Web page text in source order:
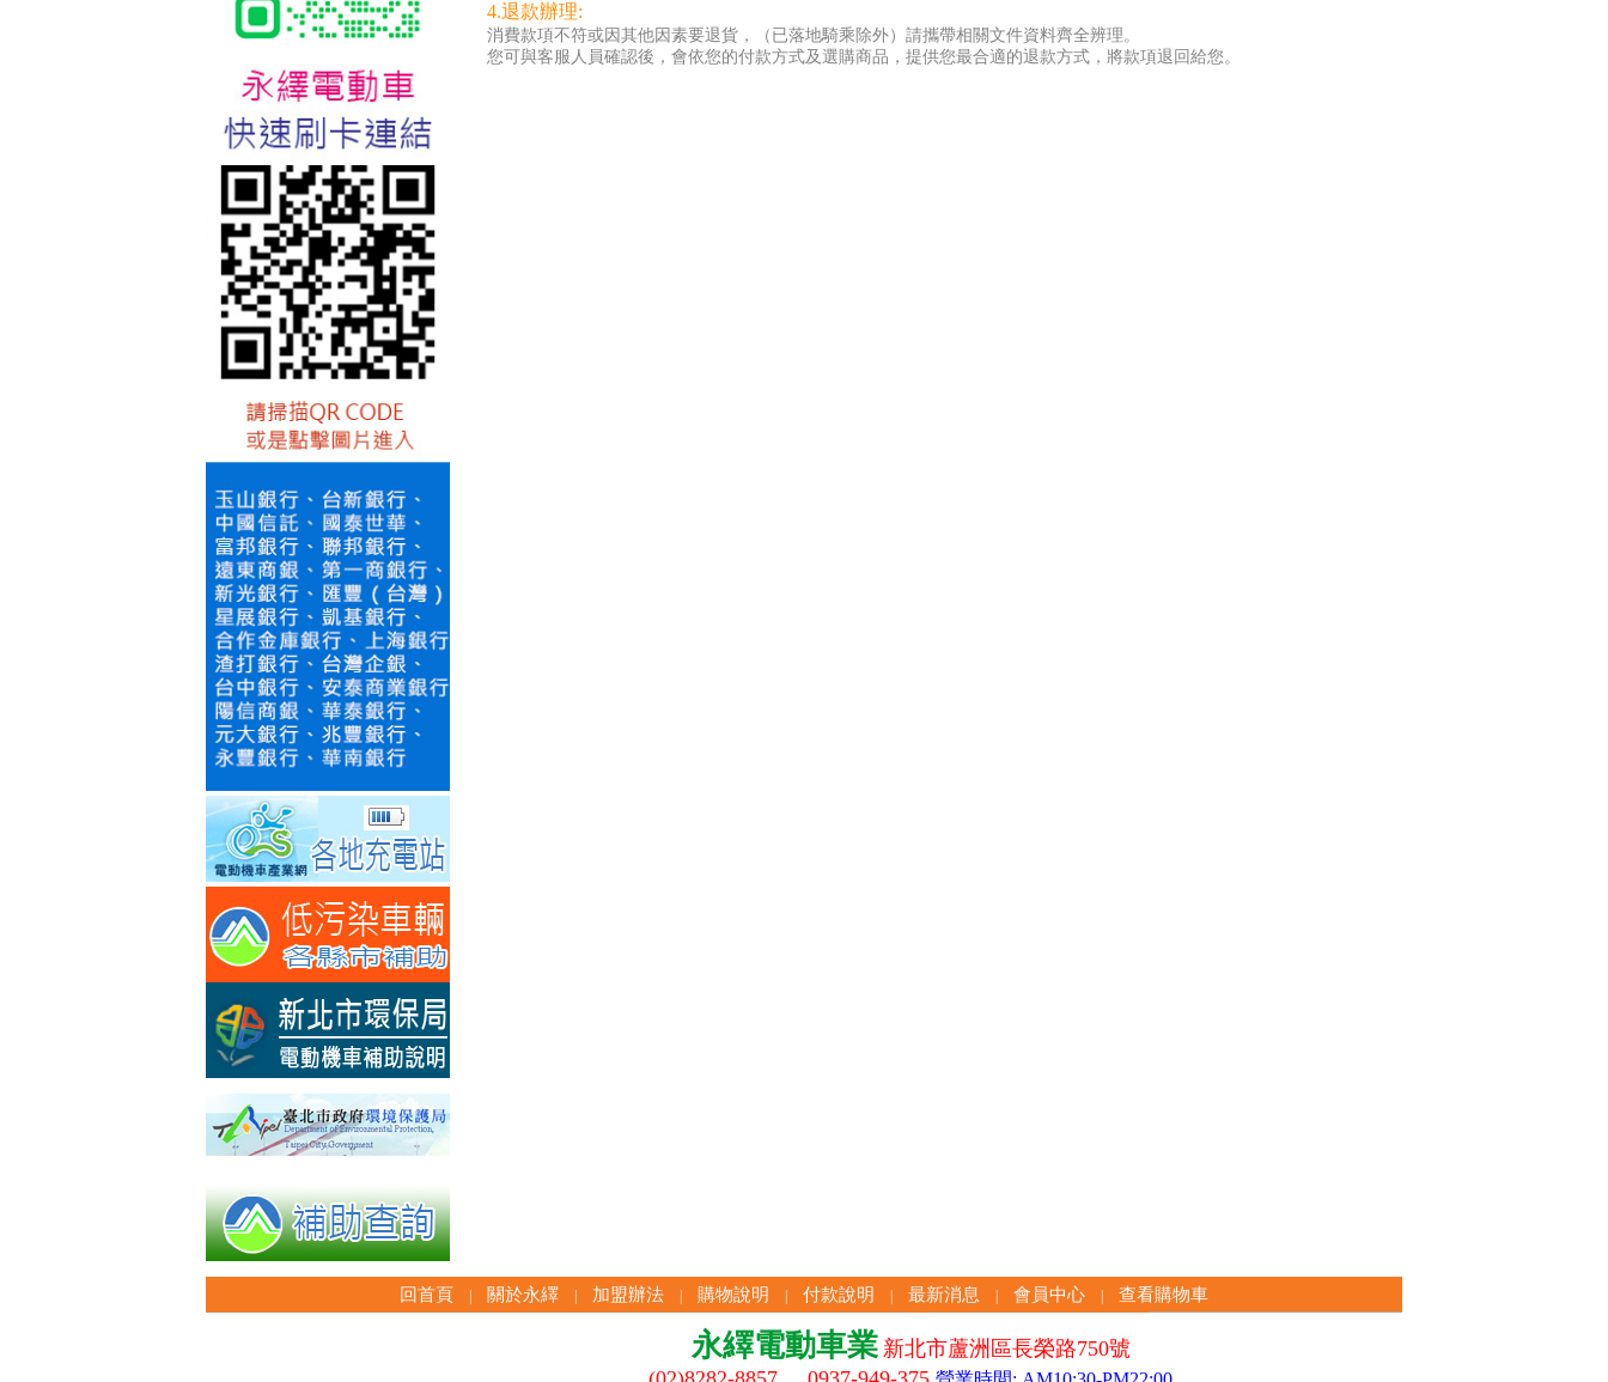
台北新北蘆洲永繹電動車業威
美樂蒂(Melody)
4.退款辦理:
消費款項不符或因其他因素要退貨，（已落地騎乘除外）請攜帶相關文件資料齊全辨理。
您可與客服人員確認後，會依您的付款方式及選購商品，提供您最合適的退款方式，將款項退回給您。
回首頁 | 關於永繹 | 加盟辦法 | 購物說明 | 付款說明 | 最新消息 | 會員中心 | 查看購物車
永繹電動車業 新北市蘆洲區長榮路750號